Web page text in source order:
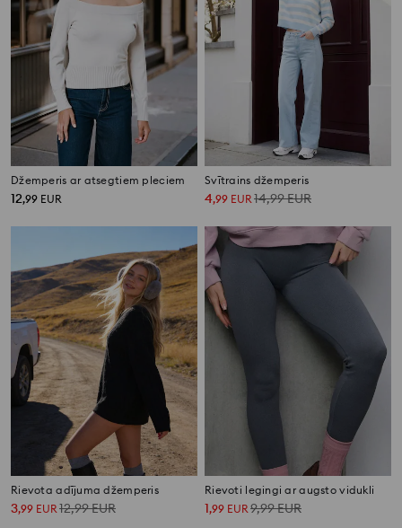
Džemperis ar atsegtiem pleciem
12,99 EUR
Svītrains džemperis
4,99 EUR14,99EUR
Rievota adījuma džemperis
3,99 EUR 12,99EUR
Rievoti legingi ar augsto vidukli
1,99 EUR 9,99EUR